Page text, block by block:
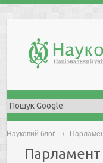
Науковий блоґ
Парламент